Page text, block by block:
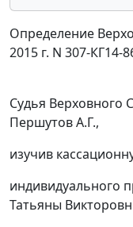
Определение
2015 г. N 307-КГ14-
Судья Верховного
Першутов А.Г.,
изучив
индивидуального
Татьяны